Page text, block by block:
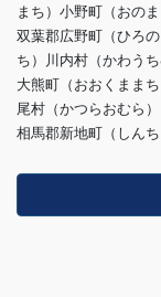
まち）小野町（おのま
双葉郡広野町（ひろ
ち）川内村（かわうち
大熊町（おおくまま
尾村（かつらおむら）
相馬郡新地町（しん